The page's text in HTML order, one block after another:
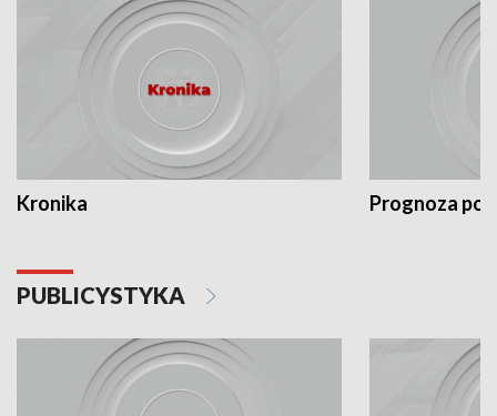
Kronika Prognoza
PUBLICYSTYKA